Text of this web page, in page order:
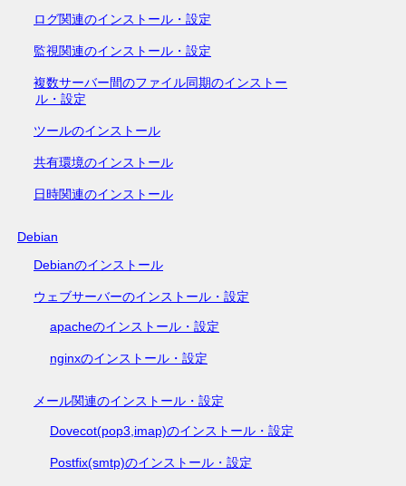
ログ関連のインストール・設定
監視関連のインストール・設定
複数サーバー間のファイル同期のインストー
ル・設定
ツールのインストール
共有環境のインストール
日時関連のインストール
Debian
Debianのインストール
ウェブサーバーのインストール・設定
apacheのインストール・設定
nginxのインストール・設定
メール関連のインストール・設定
Dovecot(pop3,imap)のインストール・設定
Postfix(smtp)のインストール・設定